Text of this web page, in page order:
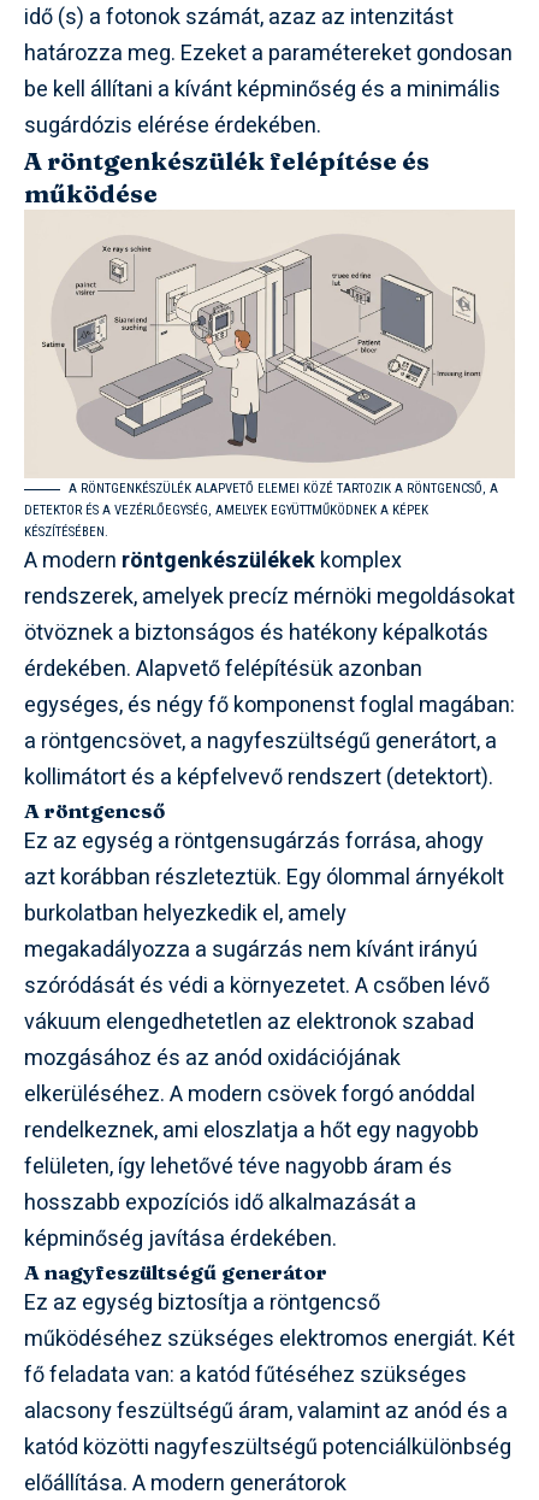
idő (s) a fotonok számát, azaz az intenzitást
határozza meg. Ezeket a paramétereket gondosan
be kell állítani a kívánt képminőség és a minimális
sugárdózis elérése érdekében.
A röntgenkészülék felépítése és
működése
A RÖNTGENKÉSZÜLÉK ALAPVETŐ ELEMEI KÖZÉ TARTOZIK A RÖNTGENCSŐ, A
DETEKTOR ÉS A VEZÉRLŐEGYSÉG, AMELYEK EGYÜTTMŰKÖDNEK A KÉPEK
KÉSZÍTÉSÉBEN.
A modern röntgenkészülékekkomplex
rendszerek, amelyek precíz mérnöki megoldásokat
ötvöznek a biztonságos és hatékony képalkotás
érdekében. Alapvető felépítésük azonban
egységes, és négy fő komponenst foglal magában:
a röntgencsövet, a nagyfeszültségű generátort, a
kollimátort és a képfelvevő rendszert (detektort).
A röntgencső
Ez az egység a röntgensugárzás forrása, ahogy
azt korábban részleteztük. Egy ólommal árnyékolt
burkolatban helyezkedik el, amely
megakadályozza a sugárzás nem kívánt irányú
szóródását és védi a környezetet. A csőben lévő
vákuum elengedhetetlen az elektronok szabad
mozgásához és az anód oxidációjának
elkerüléséhez. A modern csövek forgó anóddal
rendelkeznek, ami eloszlatja a hőt egy nagyobb
felületen, így lehetővé téve nagyobb áram és
hosszabb expozíciós idő alkalmazását a
képminőség javítása érdekében.
A nagyfeszültségű generátor
Ez az egység biztosítja a röntgencső
működéséhez szükséges elektromos energiát. Két
fő feladata van: a katód fűtéséhez szükséges
alacsony feszültségű áram, valamint az anód és a
katód közötti nagyfeszültségű potenciálkülönbség
előállítása. A modern generátorok